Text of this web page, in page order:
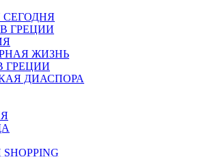
СЕГОДНЯ
ГРЕЦИИ
ЖИЗНЬ
ГРЕЦИИ
ДИАСПОРА